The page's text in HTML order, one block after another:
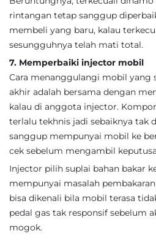
rintangan tetap sanggup
membeli yang baru, kalau
sesungguhnya telah mati total.
7. Memperbaiki injector mobil
Cara menanggulangi mobil yang
akhir adalah bersama dengan
kalau di anggota injector.
terlalu tekhnis jadi sebaiknya tak
sanggup mempunyai mobil ke
cek sebelum mengambil
Injector pilih suplai bahan bakar
mempunyai masalah
bisa dikenali bila mobil terasa
pedal gas tak responsif sebelum
mogok.